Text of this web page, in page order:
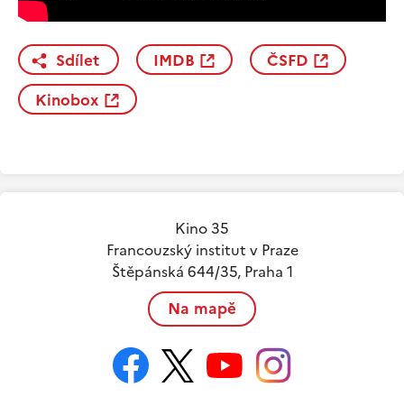
Sdílet IMDB
ČSFD
Kinobox
Kino 35
Francouzský institut v Praze
Štěpánská 644/35, Praha 1
Na mapě